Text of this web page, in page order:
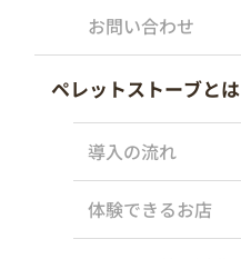
お問い合わせ
ペレットストーブとは
導入の流れ
体験できるお店